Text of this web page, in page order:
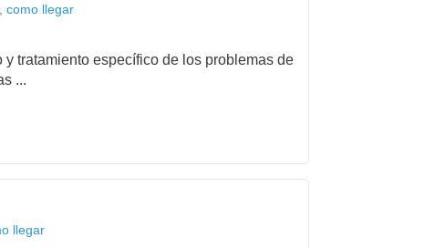
como llegar
tratamiento específico de los problemas de
...
llegar